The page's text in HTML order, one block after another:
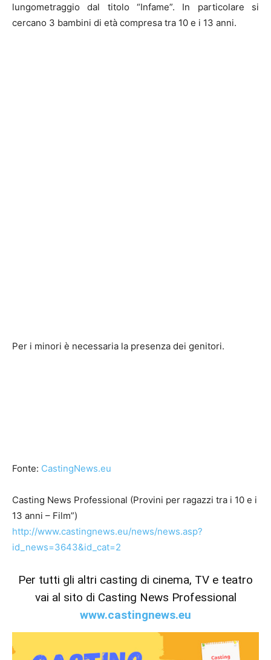
lungometraggio dal titolo “Infame”. In particolare si
cercano 3 bambini di età compresa tra 10 e i 13 anni.
Per i minori è necessaria la presenza dei genitori.
Fonte: CastingNews.eu
Casting News Professional (Provini per ragazzi tra i 10 e i
13 anni – Film”)
http://www.castingnews.eu/news/news.asp?
id_news=3643&id_cat=2
Per tutti gli altri casting di cinema, TV e teatro
vai al sito di Casting News Professional
www.castingnews.eu